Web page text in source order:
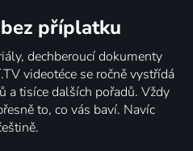
bez příplatku
dechberoucí dokumenty
videotéce se ročně vystřídá
a tisíce dalších pořadů. Vždy
to, co vás baví. Navíc